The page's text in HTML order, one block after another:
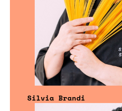
Silvia Brandi